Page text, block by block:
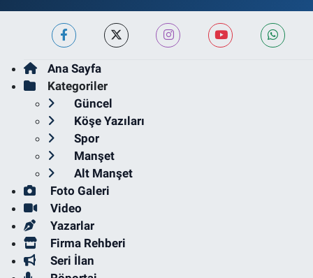
Ana Sayfa
Kategoriler
Güncel
Köşe Yazıları
Spor
Manşet
Alt Manşet
Foto Galeri
Video
Yazarlar
Firma Rehberi
Seri İlan